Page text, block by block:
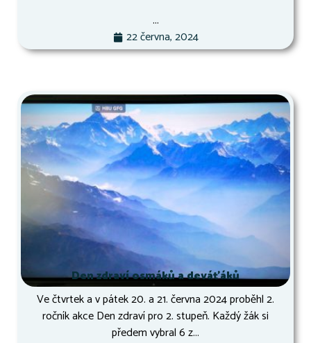
...
22 června, 2024
Den zdraví osmáků a deváťáků
Ve čtvrtek a v pátek 20. a 21. června 2024 proběhl 2.
ročník akce Den zdraví pro 2. stupeň. Každý žák si
předem vybral 6 z...